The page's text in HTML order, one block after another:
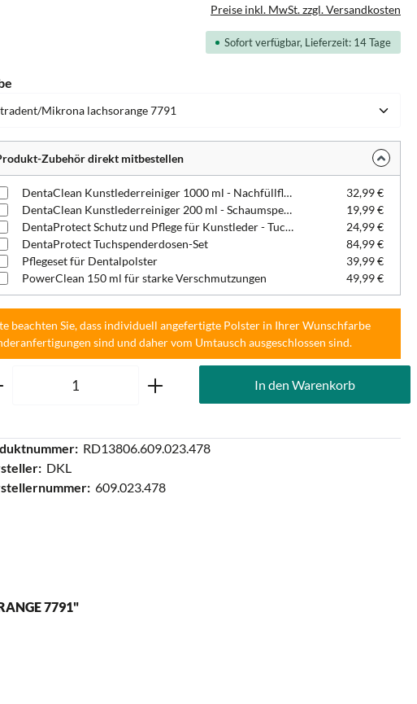
Preise inkl. MwSt. zzgl. Versandkosten
Sofort verfügbar, Lieferzeit: 14 Tage
Zubehör direkt mitbestellen
DentaClean Kunstlederreiniger 1000 ml - Nachfüllflasche
32,99 €
DentaClean Kunstlederreiniger 200 ml - Schaumspenderflasche
19,99 €
DentaProtect Schutz und Pflege für Kunstleder - Tuchspenderdose
24,99 €
DentaProtect Tuchspenderdosen-Set
84,99 €
Pflegeset für Dentalpolster
39,99 €
PowerClean 150 ml für starke Verschmutzungen
49,99 €
beachten Sie, dass individuell angefertigte Polster in Ihrer Wunschfarbe
sind und daher vom Umtausch ausgeschlossen sind.
Anzahl: Gib den gewünschten Wert ein
In den Warenkorb
RD13806.609.023.478
DKL
609.023.478
7791"